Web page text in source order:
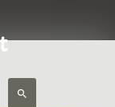
search